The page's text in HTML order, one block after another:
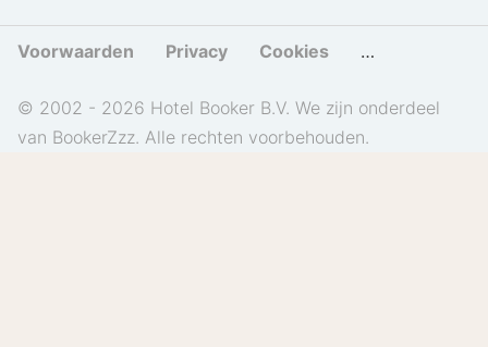
Voorwaarden Privacy Cookies Cookies
© 2002 - 2026 Hotel Booker B.V. We zijn onderdeel
van BookerZzz. Alle rechten voorbehouden.